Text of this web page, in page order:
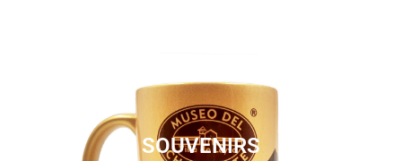
SOUVENIRS